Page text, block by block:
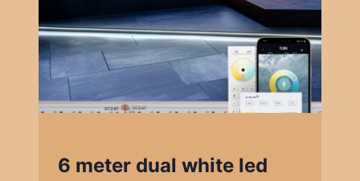
6 meter dual white led